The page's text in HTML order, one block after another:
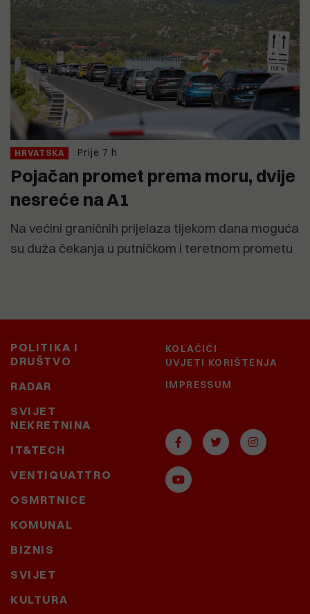
HRVATSKA Prije 7 h
Pojačan promet prema moru, dvije
nesreće na A1
Na većini graničnih prijelaza tijekom dana moguća
su duža čekanja u putničkom i teretnom prometu
POLITIKA I
DRUŠTVO
RADAR
SVIJET
NEKRETNINA
IT&TECH
VENTIQUATTRO
OSMRTNICE
KOMUNAL
BIZNIS
SVIJET
KULTURA
KOLAČIĆI
UVJETI KORIŠTENJA
IMPRESSUM